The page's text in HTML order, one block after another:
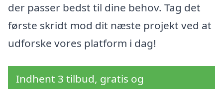
der passer bedst til dine behov. Tag det
første skridt mod dit næste projekt ved at
udforske vores platform i dag!
Indhent 3 tilbud, gratis og